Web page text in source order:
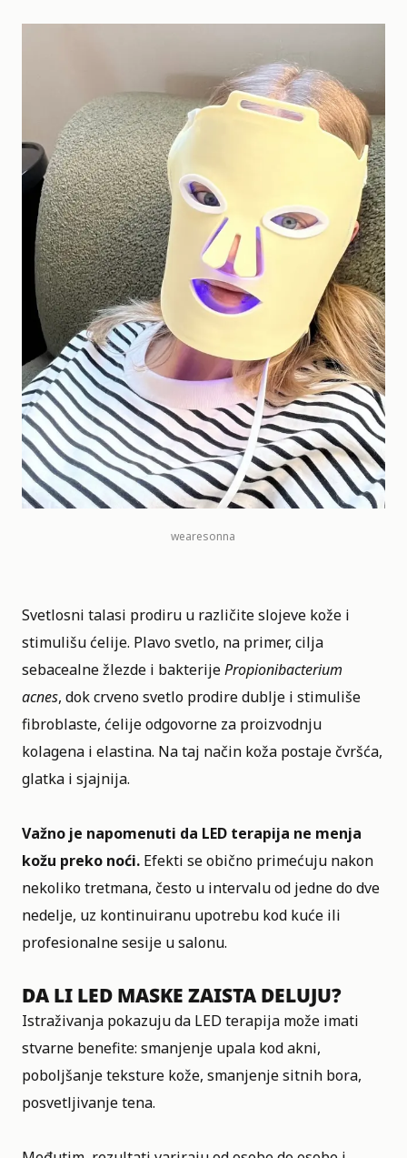
wearesonna
Svetlosni talasi prodiru u različite slojeve kože i
stimulišu ćelije. Plavo svetlo, na primer, cilja
sebacealne žlezde i bakterijePropionibacterium
acnes, dok crveno svetlo prodire dublje i stimuliše
fibroblaste, ćelije odgovorne za proizvodnju
kolagena i elastina. Na taj način koža postaje čvršća,
glatka i sjajnija.
Važno je napomenuti da LED terapija ne menja
kožu preko noći. Efekti se obično primećuju nakon
nekoliko tretmana, često u intervalu od jedne do dve
nedelje, uz kontinuiranu upotrebu kod kuće ili
profesionalne sesije u salonu.
DA LI LED MASKE ZAISTA DELUJU?
Istraživanja pokazuju da LED terapija može imati
stvarne benefite: smanjenje upala kod akni,
poboljšanje teksture kože, smanjenje sitnih bora,
posvetljivanje tena.